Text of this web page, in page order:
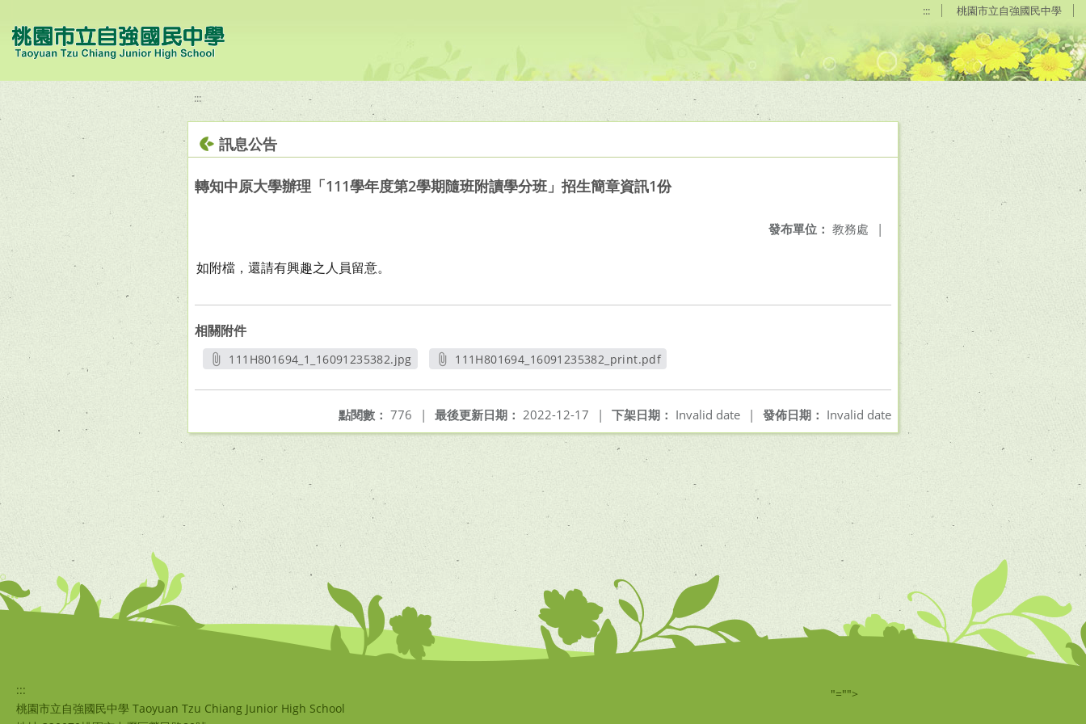
::: 桃園市立自強國民中學
:::
訊息公告
轉知中原大學辦理「111學年度第2學期隨班附讀學分班」招生簡章資訊1份
發布單位： 教務處 |
如附檔，還請有興趣之人員留意。
相關附件
111H801694_1_16091235382.jpg
111H801694_16091235382_print.pdf
發佈日期： Invalid date
下架日期： Invalid date |
最後更新日期： 2022-12-17 |
點閱數： 776 |
:::
桃園市立自強國民中學 Taoyuan Tzu Chiang Junior High School
"="">